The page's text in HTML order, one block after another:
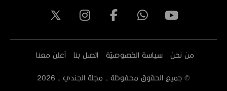
من نحن سياسة الخصوصيّة اتصل بنا أعلن معنا
© جميع الحقوق محفوظة - مجلة الجندي - 2026